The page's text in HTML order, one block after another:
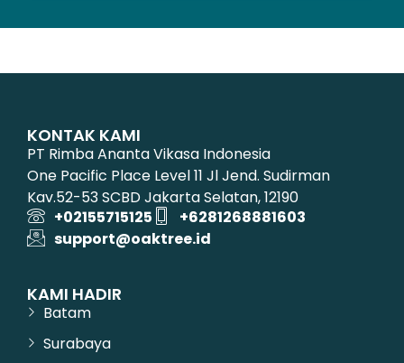
KONTAK KAMI
PT Rimba Ananta Vikasa Indonesia
One Pacific Place Level 11 Jl Jend. Sudirman
Kav.52-53 SCBD Jakarta Selatan, 12190
+02155715125
+6281268881603
support@oaktree.id
KAMI HADIR
Batam
Surabaya